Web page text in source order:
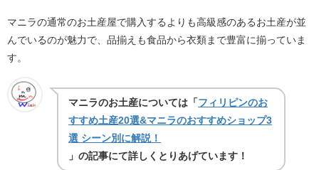
マニラの通常のお土産屋で購入するよりも高級感のあるお土産が並
んでいるのが魅力で、品揃えも食品から衣類まで豊富に揃っていま
す。
マニラのお土産については「 フィリピンのお
すすめ土産20選&マニラのおすすめショップ3
選 シーン別に解説！
」の記事にて詳しくとりあげています！